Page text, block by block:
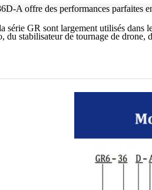
A offre des performances parfaites
série GR sont largement utilisés
stabilisateur de tournage de drone,